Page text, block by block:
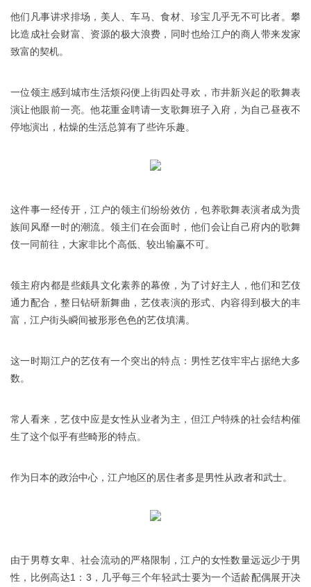
他们凡事讲求排场，美人、车马、食材、珍宝几乎无不可比者。攀
比造成社会财富、资源的极大浪费，同时也给江户的商人带来发家
致富的契机。
一位领主感到城市生活烦闷便上街四处寻欢，市井新兴起的歌舞表
演让他眼前一亮。他花重金聘请一支歌舞班子入府，为自己昼夜不
停地演出，枯燥的生活总算有了些许乐趣。
这件事一经传开，江户的领主们纷纷效仿，包养歌舞表演者成为贵
族间风靡一时的潮流。领主们在会面时，他们会让自己府内的歌舞
伎一同前往，大家非比个高低、较出输赢不可。
领主府内都是些颇具文化素养的幕僚，为了讨好主人，他们和艺伎
通力配合，整日钻研新舞曲，艺伎表演的形式、内容得到极大的丰
富，江户街头瞬间被形形色色的艺伎填满。
这一时期江户的艺伎有一个突出的特点：男性艺伎牢牢占据绝大多
数。
常人看来，艺伎中应是女性从业者为主，但江户特殊的社会结构催
生了这个似乎有些畸形的特点。
作为日本的政治中心，江户地区的居住者多是男性从政者和武士。
由于男尊女卑、社会流动的严格限制，江户的女性数量远远少于男
性，比例高达1：3，几乎每三个年轻武士要为一个适龄配偶展开决